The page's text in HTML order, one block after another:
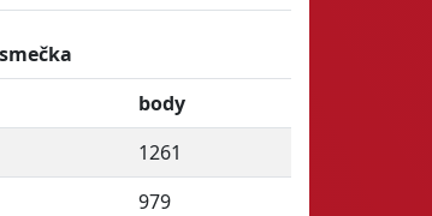
body
1261
979